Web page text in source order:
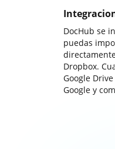
DocHub se
puedas
Dropbox.
Google
Google y